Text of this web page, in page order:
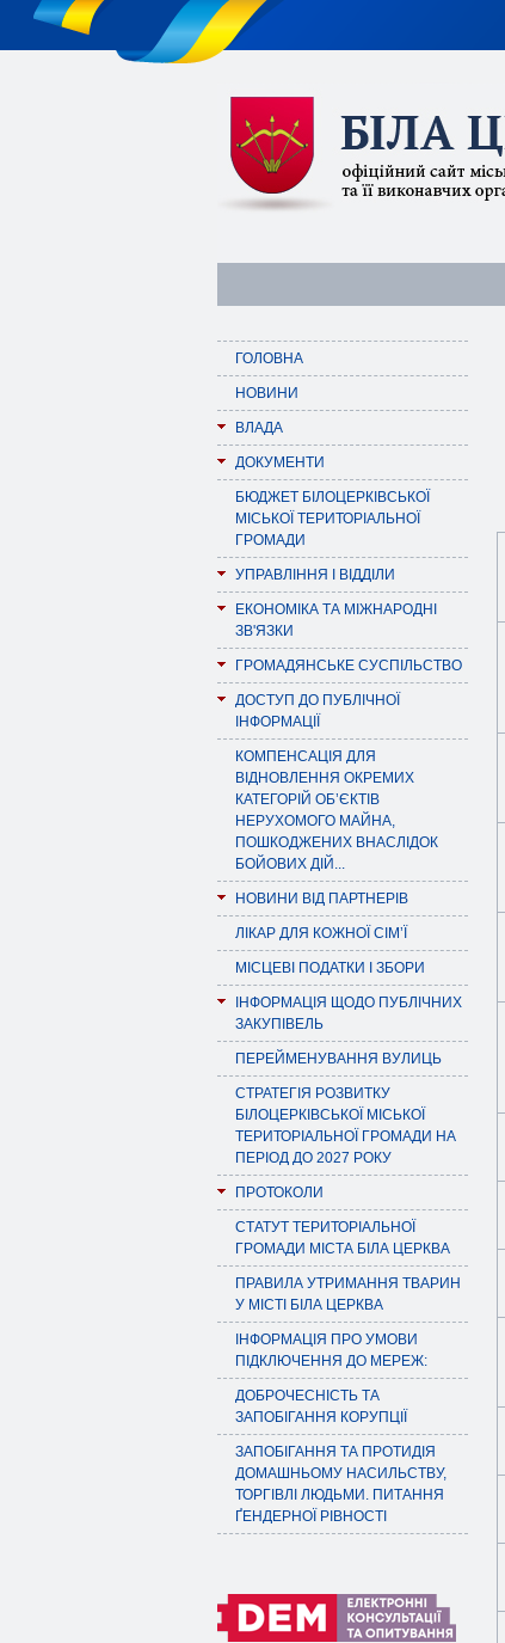
ГОЛОВНА
НОВИНИ
ВЛАДА
ДОКУМЕНТИ
БЮДЖЕТ БІЛОЦЕРКІВСЬКОЇ
МІСЬКОЇ ТЕРИТОРІАЛЬНОЇ
ГРОМАДИ
УПРАВЛІННЯ І ВІДДІЛИ
ЕКОНОМІКА ТА МІЖНАРОДНІ
ЗВ'ЯЗКИ
ГРОМАДЯНСЬКЕ СУСПІЛЬСТВО
ДОСТУП ДО ПУБЛІЧНОЇ
ІНФОРМАЦІЇ
КОМПЕНСАЦІЯ ДЛЯ
ВІДНОВЛЕННЯ ОКРЕМИХ
КАТЕГОРІЙ ОБ’ЄКТІВ
НЕРУХОМОГО МАЙНА,
ПОШКОДЖЕНИХ ВНАСЛІДОК
БОЙОВИХ ДІЙ...
НОВИНИ ВІД ПАРТНЕРІВ
ЛІКАР ДЛЯ КОЖНОЇ СІМ’Ї
МІСЦЕВІ ПОДАТКИ І ЗБОРИ
ІНФОРМАЦІЯ ЩОДО ПУБЛІЧНИХ
ЗАКУПІВЕЛЬ
ПЕРЕЙМЕНУВАННЯ ВУЛИЦЬ
СТРАТЕГІЯ РОЗВИТКУ
БІЛОЦЕРКІВСЬКОЇ МІСЬКОЇ
ТЕРИТОРІАЛЬНОЇ ГРОМАДИ НА
ПЕРІОД ДО 2027 РОКУ
ПРОТОКОЛИ
СТАТУТ ТЕРИТОРІАЛЬНОЇ
ГРОМАДИ МІСТА БІЛА ЦЕРКВА
ПРАВИЛА УТРИМАННЯ ТВАРИН
У МІСТІ БІЛА ЦЕРКВА
ІНФОРМАЦІЯ ПРО УМОВИ
ПІДКЛЮЧЕННЯ ДО МЕРЕЖ:
ДОБРОЧЕСНІСТЬ ТА
ЗАПОБІГАННЯ КОРУПЦІЇ
ЗАПОБІГАННЯ ТА ПРОТИДІЯ
ДОМАШНЬОМУ НАСИЛЬСТВУ,
ТОРГІВЛІ ЛЮДЬМИ. ПИТАННЯ
ҐЕНДЕРНОЇ РІВНОСТІ